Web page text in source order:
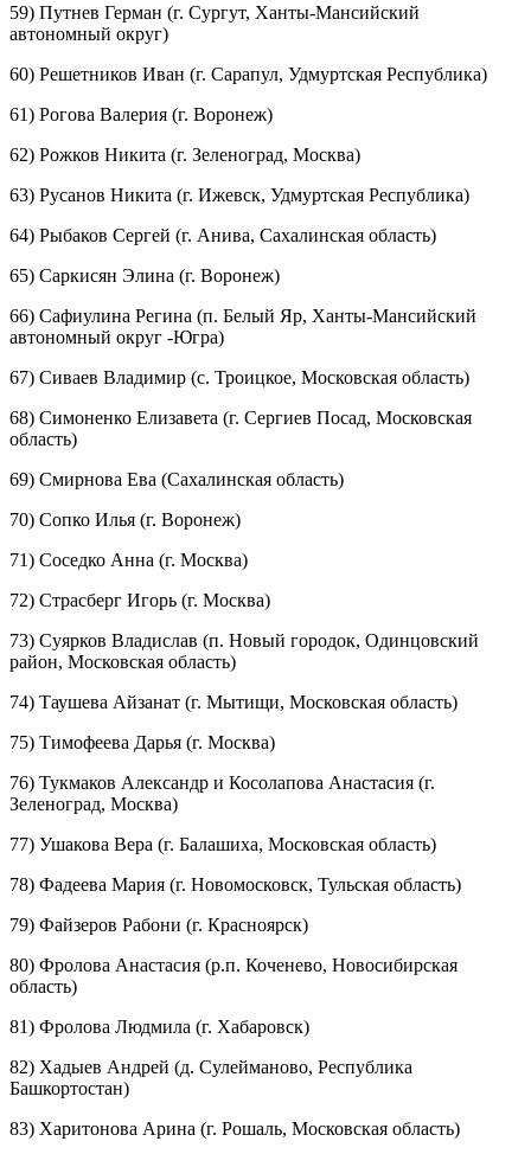
59) Путнев Герман (г. Сургут, Ханты-Мансийский
автономный округ)
60) Решетников Иван (г. Сарапул, Удмуртская Республика)
61) Рогова Валерия (г. Воронеж)
62) Рожков Никита (г. Зеленоград, Москва)
63) Русанов Никита (г. Ижевск, Удмуртская Республика)
64) Рыбаков Сергей (г. Анива, Сахалинская область)
65) Саркисян Элина (г. Воронеж)
66) Сафиулина Регина (п. Белый Яр, Ханты-Мансийский
автономный округ -Югра)
67) Сиваев Владимир (с. Троицкое, Московская область)
68) Симоненко Елизавета (г. Сергиев Посад, Московская
область)
69) Смирнова Ева (Сахалинская область)
70) Сопко Илья (г. Воронеж)
71) Соседко Анна (г. Москва)
72) Страсберг Игорь (г. Москва)
73) Суярков Владислав (п. Новый городок, Одинцовский
район, Московская область)
74) Таушева Айзанат (г. Мытищи, Московская область)
75) Тимофеева Дарья (г. Москва)
76) Тукмаков Александр и Косолапова Анастасия (г.
Зеленоград, Москва)
77) Ушакова Вера (г. Балашиха, Московская область)
78) Фадеева Мария (г. Новомосковск, Тульская область)
79) Файзеров Рабони (г. Красноярск)
80) Фролова Анастасия (р.п. Коченево, Новосибирская
область)
81) Фролова Людмила (г. Хабаровск)
82) Хадыев Андрей (д. Сулейманово, Республика
Башкортостан)
83) Харитонова Арина (г. Рошаль, Московская область)